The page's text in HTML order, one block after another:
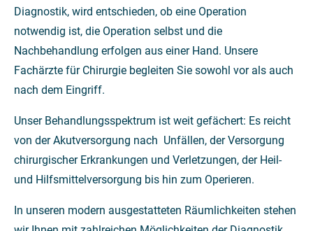
Diagnostik, wird entschieden, ob eine Operation
notwendig ist, die Operation selbst und die
Nachbehandlung erfolgen aus einer Hand. Unsere
Fachärzte für Chirurgie begleiten Sie sowohl vor als auch
nach dem Eingriff.
Unser Behandlungsspektrum ist weit gefächert: Es reicht
von der Akutversorgung nach Unfällen, der Versorgung
chirurgischer Erkrankungen und Verletzungen, der Heil-
und Hilfsmittelversorgung bis hin zum Operieren.
In unseren modern ausgestatteten Räumlichkeiten stehen